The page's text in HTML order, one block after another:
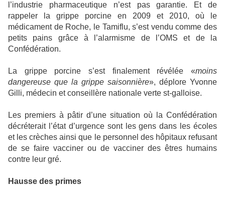
l’industrie pharmaceutique n’est pas garantie. Et de
rappeler la grippe porcine en 2009 et 2010, où le
médicament de Roche, le Tamiflu, s’est vendu comme des
petits pains grâce à l’alarmisme de l’OMS et de la
Confédération.
La grippe porcine s’est finalement révélée «moins
dangereuse que la grippe saisonnière», déplore Yvonne
Gilli, médecin et conseillère nationale verte st-galloise.
Les premiers à pâtir d’une situation où la Confédération
décréterait l’état d’urgence sont les gens dans les écoles
et les crèches ainsi que le personnel des hôpitaux refusant
de se faire vacciner ou de vacciner des êtres humains
contre leur gré.
Hausse des primes